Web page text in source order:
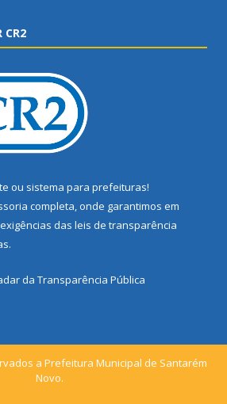
CR2
ou sistema para prefeituras!
completa, onde garantimos em
das leis de transparência
da Transparência Pública
a Prefeitura Municipal de Santarém
Novo.